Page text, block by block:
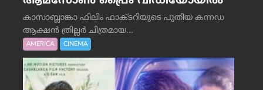
കാസാബ്ലാങ്കാ ഫിലിം ഫാക്ടറിയുടെ പുതിയ കന്നഡ
ആക്ഷൻ ത്രില്ലർ ചിത്രമായ...
AMERICA CINEMA